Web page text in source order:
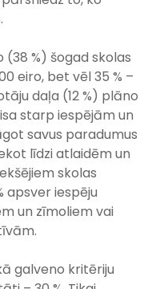
%) šogad skolas
eiro, bet vēl 35 % –
daļa (12 %) plāno
starp iespējām un
savus paradumus
līdzi atlaidēm un
skolas
apsver iespēju
un zīmoliem vai
galveno kritēriju